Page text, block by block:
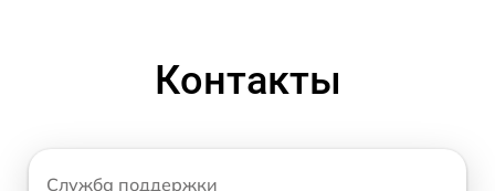
Контакты
Служба поддержки